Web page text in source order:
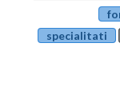
Membri
specialitati